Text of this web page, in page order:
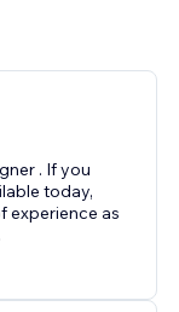
. If you
today,
experience as